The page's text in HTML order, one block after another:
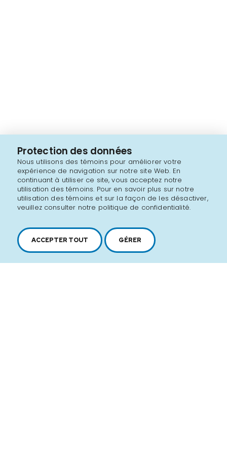
Protection des données
Nous utilisons des témoins pour améliorer votre
expérience de navigation sur notre site Web. En
continuant à utiliser ce site, vous acceptez notre
utilisation des témoins. Pour en savoir plus sur notre
utilisation des témoins et sur la façon de les désactiver,
veuillez consulter notre politique de confidentialité.
ACCEPTER TOUT GÉRER